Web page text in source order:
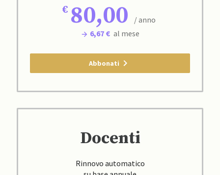
80,00
/ anno
6,67 € al mese
Abbonati
Docenti
Rinnovo automatico